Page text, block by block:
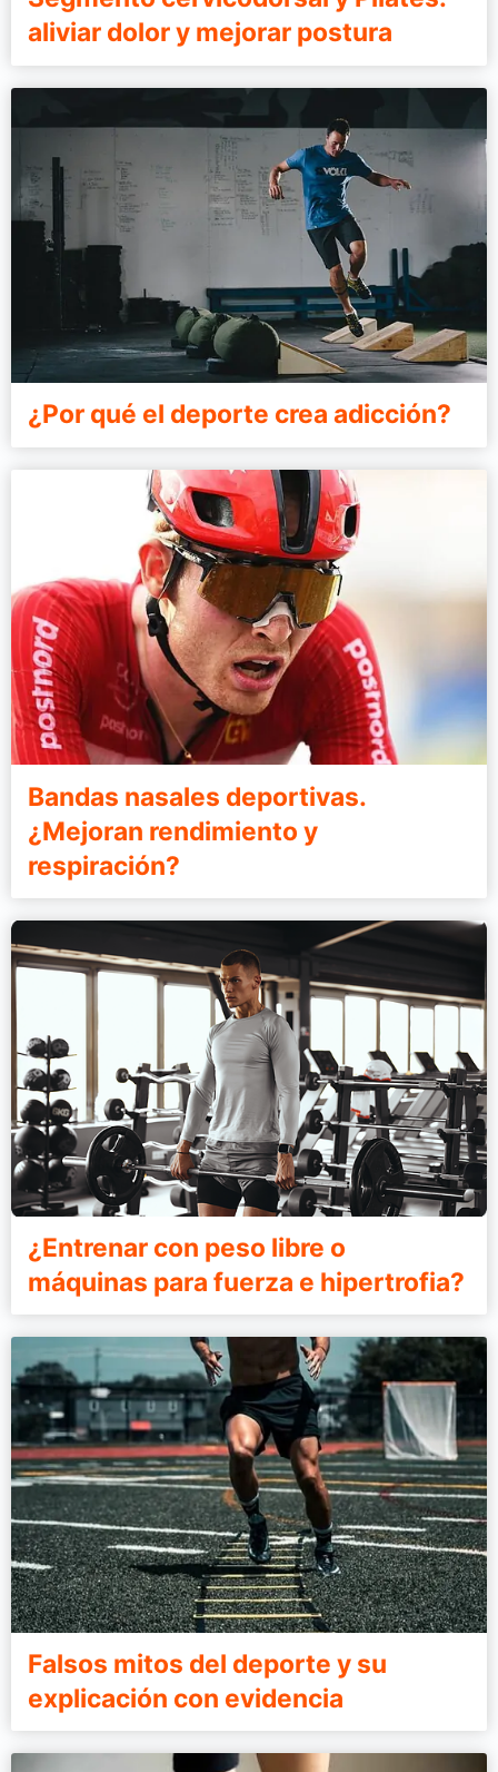
aliviar dolor y mejorar postura
¿Por qué el deporte crea adicción?
Bandas nasales deportivas.
¿Mejoran rendimiento y
respiración?
¿Entrenar con peso libre o
máquinas para fuerza e hipertrofia?
Falsos mitos del deporte y su
explicación con evidencia